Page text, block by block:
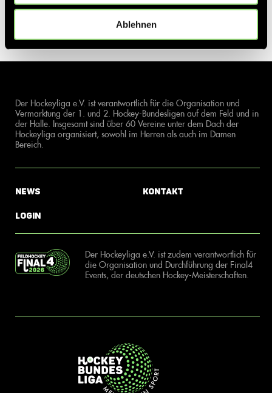
Ablehnen
Der Hockeyliga e.V. ist verantwortlich für die Organisation und
Vermarktung der 1. und 2. Hockey-Bundesligen auf dem Feld und in
der Halle. Insgesamt sind über 60 Vereine unter dem Dach der
Hockeyliga organisiert, sowohl im Herren als auch im Damen
Bereich.
News
Login
Kontakt
Der Hockeyliga e.V. ist zudem verantwortlich für
die Organisation und Durchführung der Final4
Events, der deutschen Hockey-Meisterschaften.